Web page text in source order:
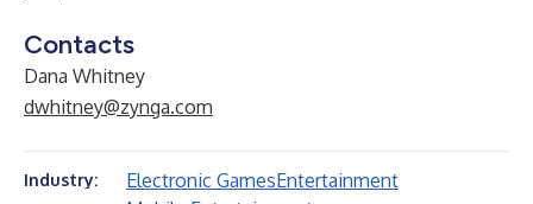
Contacts
Dana Whitney
dwhitney@zynga.com
Industry: Electronic GamesEntertainment